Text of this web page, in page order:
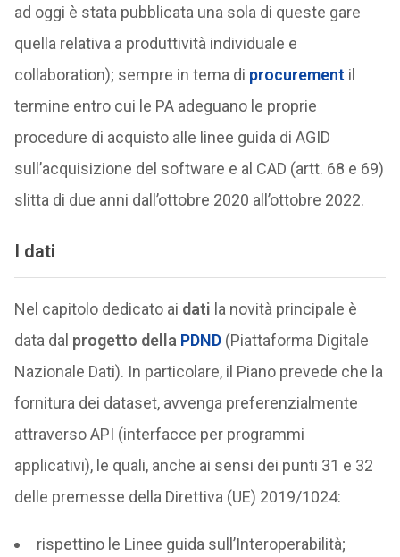
ad oggi è stata pubblicata una sola di queste gare
quella relativa a produttività individuale e
collaboration); sempre in tema di procurement il
termine entro cui le PA adeguano le proprie
procedure di acquisto alle linee guida di AGID
sull’acquisizione del software e al CAD (artt. 68 e 69)
slitta di due anni dall’ottobre 2020 all’ottobre 2022.
I dati
Nel capitolo dedicato ai dati la novità principale è
data dal progetto della PDND(Piattaforma Digitale
Nazionale Dati). In particolare, il Piano prevede che la
fornitura dei dataset, avvenga preferenzialmente
attraverso API (interfacce per programmi
applicativi), le quali, anche ai sensi dei punti 31 e 32
delle premesse della Direttiva (UE) 2019/1024:
rispettino le Linee guida sull’Interoperabilità;